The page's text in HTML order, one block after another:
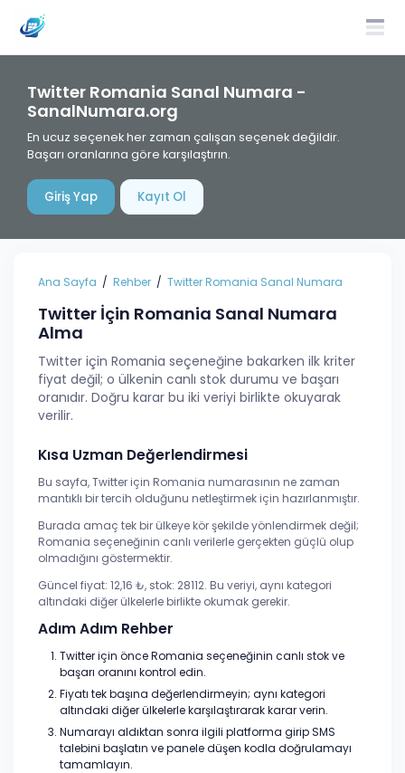
Twitter Romania Sanal Numara -
SanalNumara.org
En ucuz seçenek her zaman çalışan seçenek değildir.
Başarı oranlarına göre karşılaştırın.
Giriş Yap Kayıt Ol
Ana Sayfa Rehber Twitter Romania Sanal Numara
Twitter İçin Romania Sanal Numara
Alma
Twitter için Romania seçeneğine bakarken ilk kriter
fiyat değil; o ülkenin canlı stok durumu ve başarı
oranıdır. Doğru karar bu iki veriyi birlikte okuyarak
verilir.
Kısa Uzman Değerlendirmesi
Bu sayfa, Twitter için Romania numarasının ne zaman
mantıklı bir tercih olduğunu netleştirmek için hazırlanmıştır.
Burada amaç tek bir ülkeye kör şekilde yönlendirmek değil;
Romania seçeneğinin canlı verilerle gerçekten güçlü olup
olmadığını göstermektir.
Güncel fiyat: 12,16 ₺, stok: 28112. Bu veriyi, aynı kategori
altındaki diğer ülkelerle birlikte okumak gerekir.
Adım Adım Rehber
Twitter için önce Romania seçeneğinin canlı stok ve
başarı oranını kontrol edin.
Fiyatı tek başına değerlendirmeyin; aynı kategori
altındaki diğer ülkelerle karşılaştırarak karar verin.
Numarayı aldıktan sonra ilgili platforma girip SMS
talebini başlatın ve panele düşen kodla doğrulamayı
tamamlayın.